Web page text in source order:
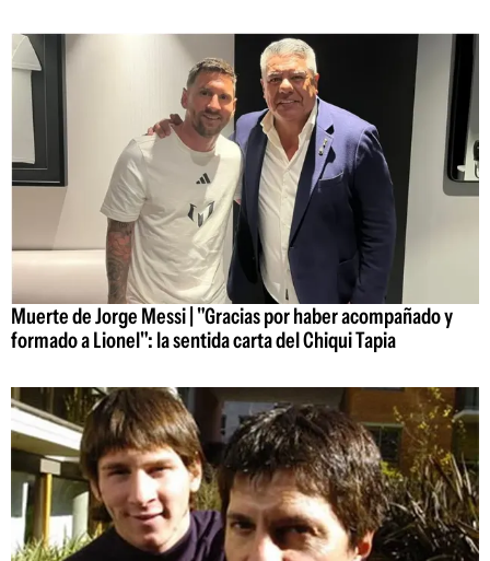
Muerte de Jorge Messi | "Gracias por haber acompañado y
formado a Lionel": la sentida carta del Chiqui Tapia